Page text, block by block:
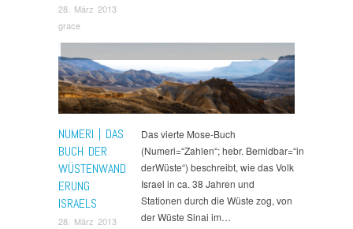
28. März 2013
grace
NUMERI | DAS
BUCH DER
WÜSTENWAND
ERUNG
ISRAELS
28. März 2013
Das vierte Mose-Buch
(Numeri=“Zahlen“; hebr. Bemidbar=“in
derWüste“) beschreibt, wie das Volk
Israel in ca. 38 Jahren und
Stationen durch die Wüste zog, von
der Wüste Sinai im…